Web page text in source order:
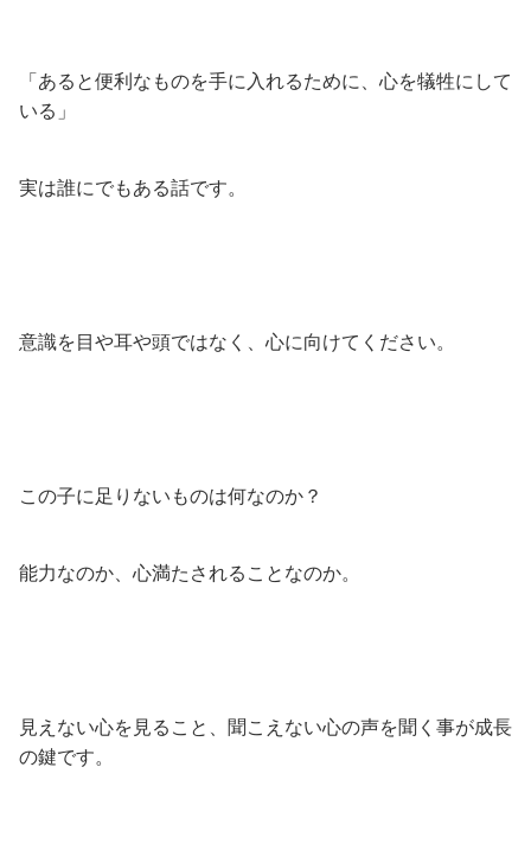
「あると便利なものを手に入れるために、心を犠牲にして
いる」
実は誰にでもある話です。
意識を目や耳や頭ではなく、心に向けてください。
この子に足りないものは何なのか？
能力なのか、心満たされることなのか。
見えない心を見ること、聞こえない心の声を聞く事が成長
の鍵です。